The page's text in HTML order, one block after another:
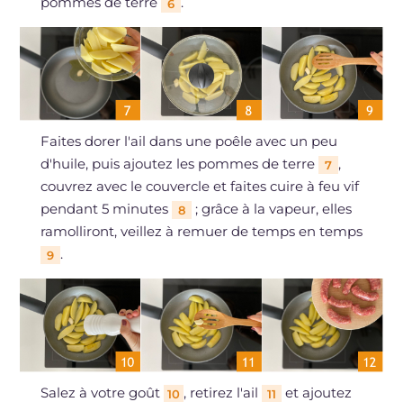
6
Faites dorer l'ail dans une poêle avec un peu
d'huile, puis ajoutez les pommes de terre
7 ,
couvrez avec le couvercle et faites cuire à feu vif
pendant 5 minutes
8
; grâce à la vapeur, elles
ramolliront, veillez à remuer de temps en temps
9 .
Salez à votre goût 10 , retirez l'ail 11
et ajoutez